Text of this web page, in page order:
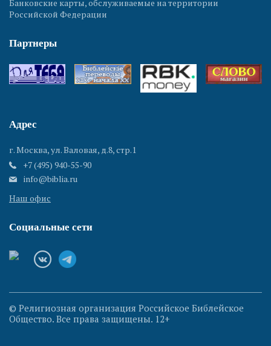
Банковские карты, обслуживаемые на территории
Российской Федерации
Партнеры
Адрес
г. Москва, ул. Валовая, д.8, стр.1
+7 (495) 940-55-90
info@biblia.ru
Наш офис
Социальные сети
© Религиозная организация Российское Библейское
Общество. Все права защищены. 12+